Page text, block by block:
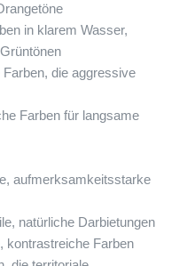
in klarem Wasser,
die aggressive
Farben für langsame
aufmerksamkeitsstarke
natürliche Darbietungen
kontrastreiche Farben